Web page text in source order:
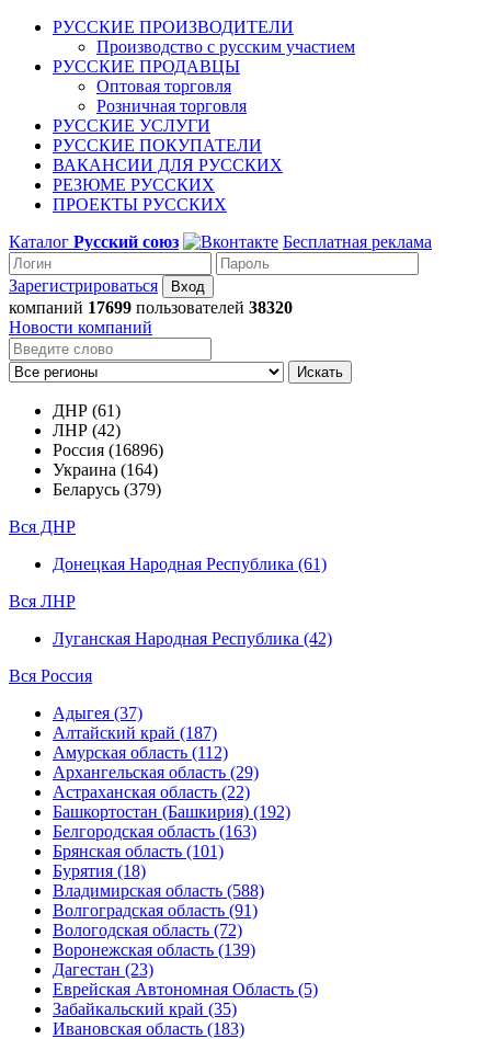
РУССКИЕ ПРОИЗВОДИТЕЛИ
Производство с русским участием
РУССКИЕ ПРОДАВЦЫ
Оптовая торговля
Розничная торговля
РУССКИЕ УСЛУГИ
РУССКИЕ ПОКУПАТЕЛИ
ВАКАНСИИ ДЛЯ РУССКИХ
РЕЗЮМЕ РУССКИХ
ПРОЕКТЫ РУССКИХ
Каталог Русский союз Бесплатная реклама
Зарегистрироваться
компаний 17699 пользователей 38320
Новости компаний
Искать
ДНР (61)
ЛНР (42)
Россия (16896)
Украина (164)
Беларусь (379)
Вся ДНР
Донецкая Народная Республика (61)
Вся ЛНР
Луганская Народная Республика (42)
Вся Россия
Адыгея (37)
Алтайский край (187)
Амурская область (112)
Архангельская область (29)
Астраханская область (22)
Башкортостан (Башкирия) (192)
Белгородская область (163)
Брянская область (101)
Бурятия (18)
Владимирская область (588)
Волгоградская область (91)
Вологодская область (72)
Воронежская область (139)
Дагестан (23)
Еврейская Автономная Область (5)
Забайкальский край (35)
Ивановская область (183)